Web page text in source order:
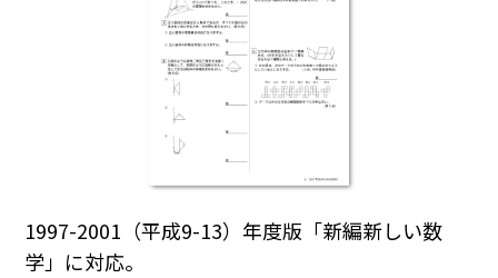
1997-2001（平成9-13）年度版「新編新しい数
学」に対応。